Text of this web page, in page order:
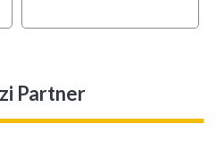
Partner